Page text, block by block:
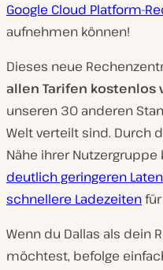
Google Cloud Platform-
aufnehmen können!
Dieses neue
allen Tarifen kostenlos
unseren 30 anderen
Welt verteilt sind. Durch
Nähe ihrer
deutlich geringeren
schnellere Ladezeiten
Wenn du Dallas als dein
möchtest, befolge